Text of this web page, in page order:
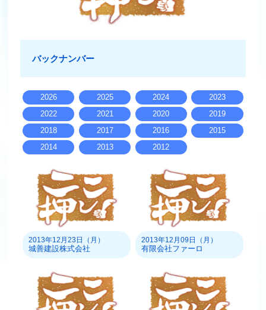
バックナンバー
2026 2025 2024
2023
2022
2021 2020
2019
2018
2017 2016
2015
2014
2013 2012
2013年12月23日（月）
城善建設株式会社
2013年12月09日（月）
有限会社ファーロ